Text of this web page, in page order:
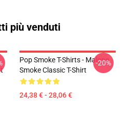
più venduti
Pop Smoke T-Shirts - Malone
Smoke Classic T-Shirt
24,38 € - 28,06 €
-20%